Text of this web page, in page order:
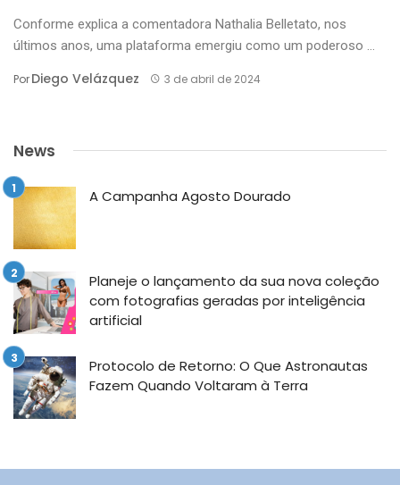
Conforme explica a comentadora Nathalia Belletato, nos
últimos anos, uma plataforma emergiu como um poderoso ...
PorDiego Velázquez 3 de abril de 2024
News
A Campanha Agosto Dourado
Planeje o lançamento da sua nova coleção
com fotografias geradas por inteligência
artificial
Protocolo de Retorno: O Que Astronautas
Fazem Quando Voltaram à Terra